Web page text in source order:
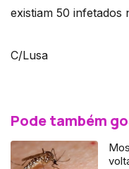
existiam 50 infetados
C/Lusa
Pode também